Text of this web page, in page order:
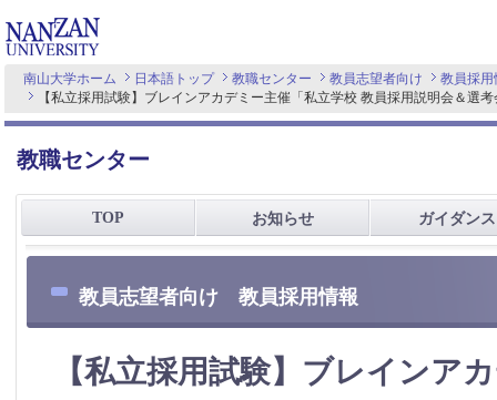
南山大学ホーム 日本語トップ 教職センター 教員志望者向け
教員採用
【私立採用試験】ブレインアカデミー主催「私立学校 教員採用説明会＆選
教職センター
TOP お知らせ ガイダンス
教員志望者向け 教員採用情報
【私立採用試験】ブレインア